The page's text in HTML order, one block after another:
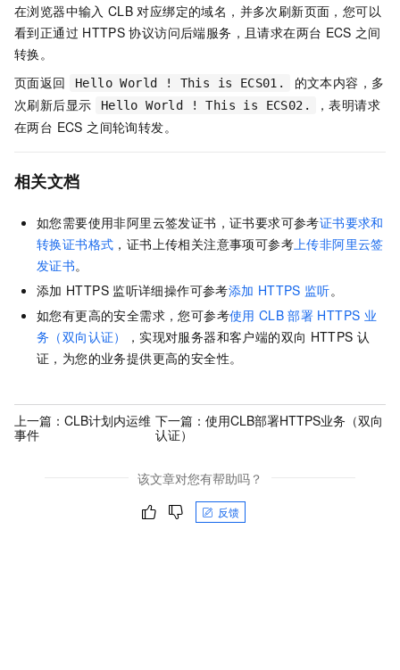
在浏览器中输入 CLB 对应绑定的域名，并多次刷新页面，您可以
看到正通过 HTTPS 协议访问后端服务，且请求在两台 ECS 之间
转换。
页面返回
Hello World ! This is ECS01.
的文本内容，多
次刷新后显示
Hello World ! This is ECS02.
，表明请求
在两台 ECS 之间轮询转发。
相关文档
如您需要使用非阿里云签发证书，证书要求可参考证书要求和
转换证书格式 ，证书上传相关注意事项可参考 上传非阿里云签
发证书。
添加 HTTPS 监听详细操作可参考添加 HTTPS 监听。
如您有更高的安全需求，您可参考使用 CLB 部署 HTTPS 业
务（双向认证）
，实现对服务器和客户端的双向 HTTPS 认
证，为您的业务提供更高的安全性。
上一篇： CLB计划内运维
事件
下一篇： 使用CLB部署HTTPS业务（双向
认证）
该文章对您有帮助吗？
反馈